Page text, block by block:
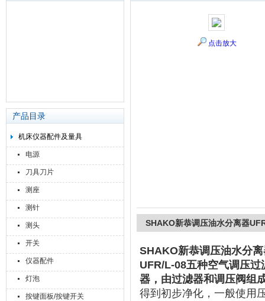
产品目录
机床仪器配件及量具
电源
刀具刀片
测座
测针
测头
开关
仪器配件
灯泡
按键面板/按键开关
点击放大
SHAKO新恭调压油水分离器
SHAKO新恭调压油水分
UFR/L-08五种空气调压
器，由过滤器和调压阀组
得到初步净化，一般使用